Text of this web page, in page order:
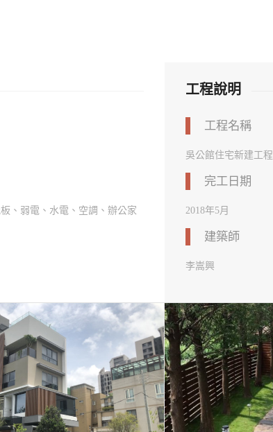
、弱電、水電、空調、辦公家
工程說明
工程名稱
吳公館住宅新建工程
完工日期
2018年5月
建築師
李嵩興